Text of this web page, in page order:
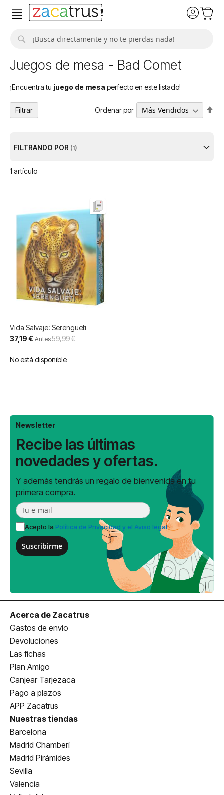
Juegos de mesa - Bad Comet
¡Encuentra tu juego de mesa perfecto en este listado!
1 artículo
Ordenar por
Vida Salvaje: Serengueti
Precio
especial
37,19 € Antes59,99 €
No está disponible
Filtrar
FILTRANDO POR
Newsletter
Recibe las últimas
novedades y ofertas.
Y además tendrás un regalo de bienvenida en tu
primera compra.
Acepto la Política de Privacidad y el Aviso legal
Suscribirme
Acerca de Zacatrus
Gastos de envío
Devoluciones
Las fichas
Plan Amigo
Canjear Tarjezaca
Pago a plazos
APP Zacatrus
Nuestras tiendas
Barcelona
Madrid Chamberí
Madrid Pirámides
Sevilla
Valencia